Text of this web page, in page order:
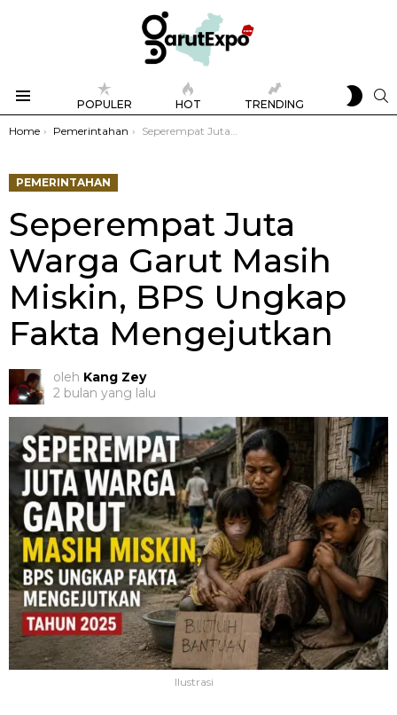
POPULER HOT TRENDING
SKIN
You are here:
Home Pemerintahan Seperempat Juta Warga Garut Masih Miskin, BPS Ungkap Fakta Mengejutkan
PEMERINTAHAN
Seperempat Juta
Warga Garut Masih
Miskin, BPS Ungkap
Fakta Mengejutkan
oleh Kang Zey
2 bulan yang lalu
Ilustrasi